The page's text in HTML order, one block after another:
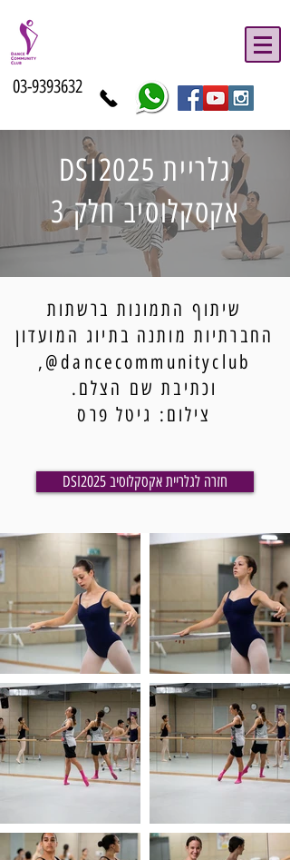
03-9393632
גלריית DSI2025
אקסקלוסיב חלק 3
שיתוף התמונות ברשתות
החברתיות מותנה בתיוג המועדון
dancecommunityclub@,
וכתיבת שם הצלם.
צילום: גיטל פרס
DSI2025 חזרה לגלריית אקסקלוסיב